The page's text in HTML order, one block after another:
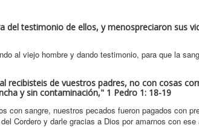
del testimonio de ellos, y menospreciaron sus
al viejo hombre y dando testimonio, para que la
recibisteis de vuestros padres, no con cosas
y sin contaminación," 1 Pedro 1: 18-19
con sangre, nuestros pecados fueron pagados con
Cordero y darle gracias a Dios por amarnos con ese